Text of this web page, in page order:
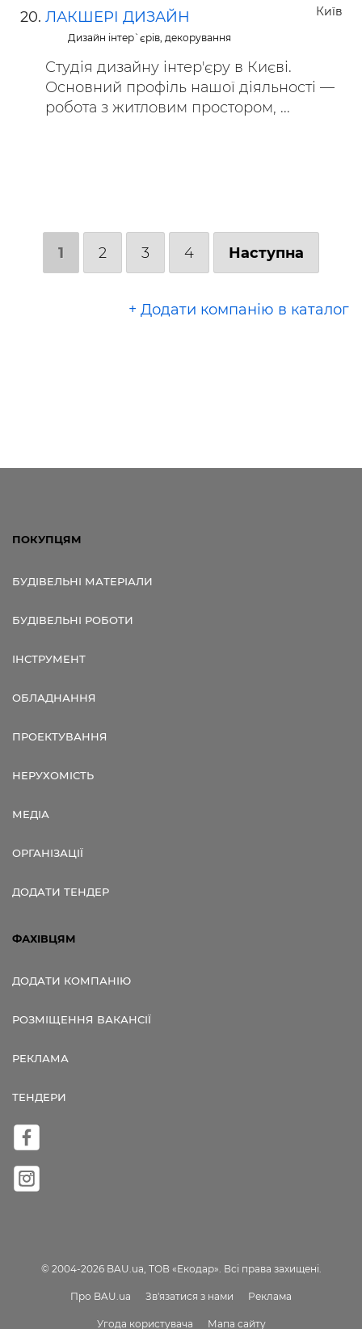
Київ
ЛАКШЕРІ ДИЗАЙН
Дизайн інтер`єрів, декорування
Студія дизайну інтер'єру в Києві.
Основний профіль нашої діяльності —
робота з житловим простором, ...
1 2 3 4 Наступна
+ Додати компанію в каталог
ПОКУПЦЯМ
БУДІВЕЛЬНІ МАТЕРІАЛИ
БУДІВЕЛЬНІ РОБОТИ
ІНСТРУМЕНТ
ОБЛАДНАННЯ
ПРОЕКТУВАННЯ
НЕРУХОМІСТЬ
МЕДІА
ОРГАНІЗАЦІЇ
ДОДАТИ ТЕНДЕР
ФАХІВЦЯМ
ДОДАТИ КОМПАНІЮ
РОЗМІЩЕННЯ ВАКАНСІЇ
РЕКЛАМА
ТЕНДЕРИ
© 2004-2026 BAU.ua, ТОВ «Екодар». Всі права захищені.
Про BAU.ua Зв'язатися з нами Реклама
Угода користувача Мапа сайту